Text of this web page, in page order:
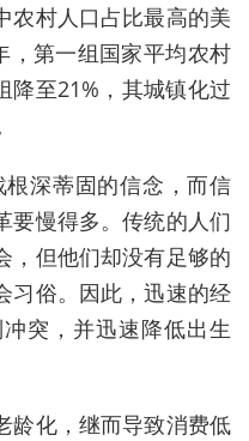
农村人口占比最高的美
，第一组国家平均农村
降至21%，其城镇化过
深蒂固的信念，而信
要慢得多。传统的人们
，但他们却没有足够的
习俗。因此，迅速的经
突，并迅速降低出生
龄化，继而导致消费低